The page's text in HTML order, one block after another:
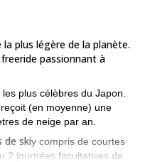
plus légère de la planète.
passionnant à
plus célèbres du Japon.
(en moyenne) une
de neige par an.
de skiy compris de courtes
2 journées facultatives de